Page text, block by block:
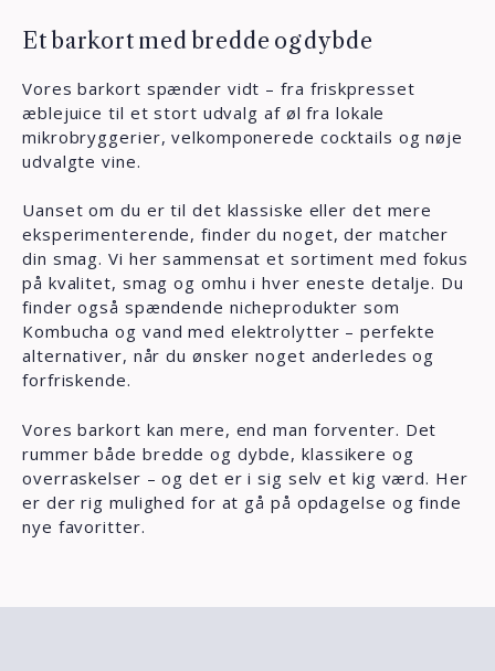
Et barkort med bredde og dybde
Vores barkort spænder vidt – fra friskpresset
æblejuice til et stort udvalg af øl fra lokale
mikrobryggerier, velkomponerede cocktails og nøje
udvalgte vine.
Uanset om du er til det klassiske eller det mere
eksperimenterende, finder du noget, der matcher
din smag. Vi her sammensat et sortiment med fokus
på kvalitet, smag og omhu i hver eneste detalje. Du
finder også spændende nicheprodukter som
Kombucha og vand med elektrolytter – perfekte
alternativer, når du ønsker noget anderledes og
forfriskende.
Vores barkort kan mere, end man forventer. Det
rummer både bredde og dybde, klassikere og
overraskelser – og det er i sig selv et kig værd. Her
er der rig mulighed for at gå på opdagelse og finde
nye favoritter.